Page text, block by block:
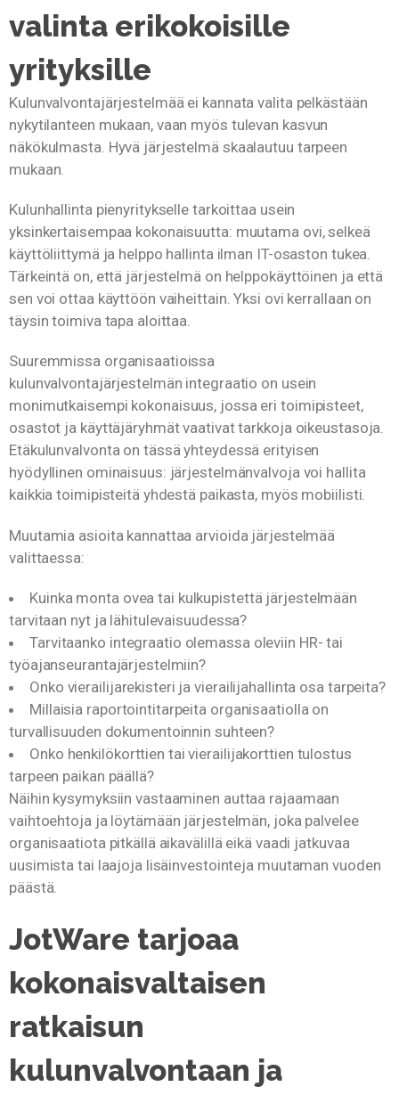
valinta erikokoisille
yrityksille
Kulunvalvontajärjestelmää ei kannata valita pelkästään
nykytilanteen mukaan, vaan myös tulevan kasvun
näkökulmasta. Hyvä järjestelmä skaalautuu tarpeen
mukaan.
Kulunhallinta pienyritykselle tarkoittaa usein
yksinkertaisempaa kokonaisuutta: muutama ovi, selkeä
käyttöliittymä ja helppo hallinta ilman IT-osaston tukea.
Tärkeintä on, että järjestelmä on helppokäyttöinen ja että
sen voi ottaa käyttöön vaiheittain. Yksi ovi kerrallaan on
täysin toimiva tapa aloittaa.
Suuremmissa organisaatioissa
kulunvalvontajärjestelmän integraatio on usein
monimutkaisempi kokonaisuus, jossa eri toimipisteet,
osastot ja käyttäjäryhmät vaativat tarkkoja oikeustasoja.
Etäkulunvalvonta on tässä yhteydessä erityisen
hyödyllinen ominaisuus: järjestelmänvalvoja voi hallita
kaikkia toimipisteitä yhdestä paikasta, myös mobiilisti.
Muutamia asioita kannattaa arvioida järjestelmää
valittaessa:
Kuinka monta ovea tai kulkupistettä järjestelmään
tarvitaan nyt ja lähitulevaisuudessa?
Tarvitaanko integraatio olemassa oleviin HR- tai
työajanseurantajärjestelmiin?
Onko vierailijarekisteri ja vierailijahallinta osa tarpeita?
Millaisia raportointitarpeita organisaatiolla on
turvallisuuden dokumentoinnin suhteen?
Onko henkilökorttien tai vierailijakorttien tulostus
tarpeen paikan päällä?
Näihin kysymyksiin vastaaminen auttaa rajaamaan
vaihtoehtoja ja löytämään järjestelmän, joka palvelee
organisaatiota pitkällä aikavälillä eikä vaadi jatkuvaa
uusimista tai laajoja lisäinvestointeja muutaman vuoden
päästä.
JotWare tarjoaa
kokonaisvaltaisen
ratkaisun
kulunvalvontaan ja